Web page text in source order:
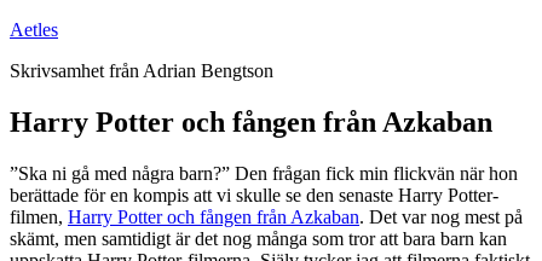
Hoppa
innehåll
Aetles
Skrivsamhet från Adrian Bengtson
Harry Potter och fången från Azkaban
”Ska ni gå med några barn?” Den frågan fick min flickvän när hon
berättade för en kompis att vi skulle se den senaste Harry Potter-
filmen, Harry Potter och fången från Azkaban. Det var nog mest på
skämt, men samtidigt är det nog många som tror att bara barn kan